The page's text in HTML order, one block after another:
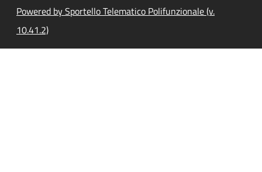
Powered by Sportello Telematico Polifunzionale (v.
10.41.2)